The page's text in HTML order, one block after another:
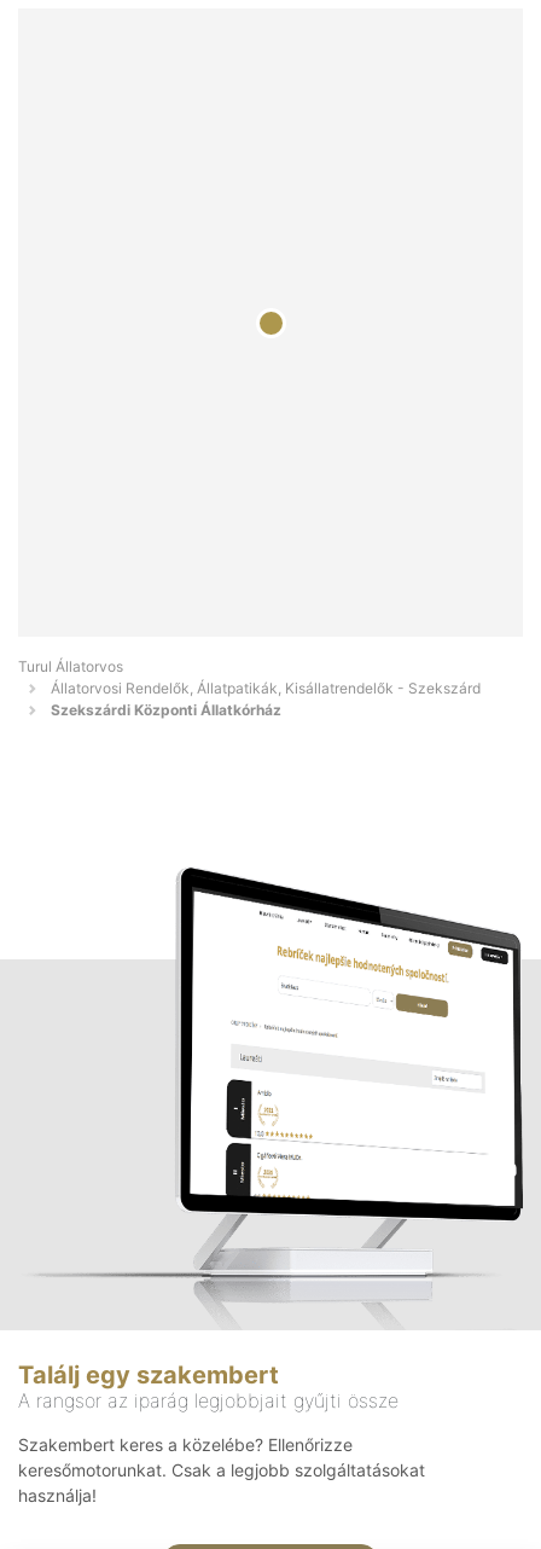
Turul Állatorvos
Állatorvosi Rendelők, Állatpatikák, Kisállatrendelők - Szekszárd
Szekszárdi Központi Állatkórház
Találj egy szakembert
A rangsor az iparág legjobbjait gyűjti össze
Szakembert keres a közelébe? Ellenőrizze
keresőmotorunkat. Csak a legjobb szolgáltatásokat
használja!